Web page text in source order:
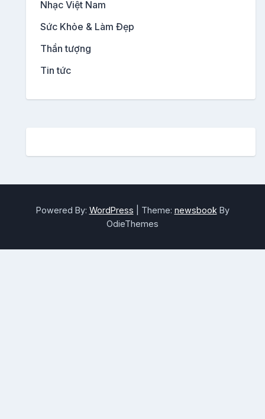
Nhạc Việt Nam
Sức Khỏe & Làm Đẹp
Thần tượng
Tin tức
Powered By: WordPress Theme: newsbook By
OdieThemes